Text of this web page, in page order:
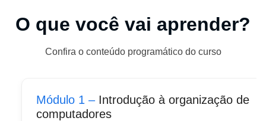
O que você vai aprender?
Confira o conteúdo programático do curso
Módulo 1 – Introdução à organização de
computadores